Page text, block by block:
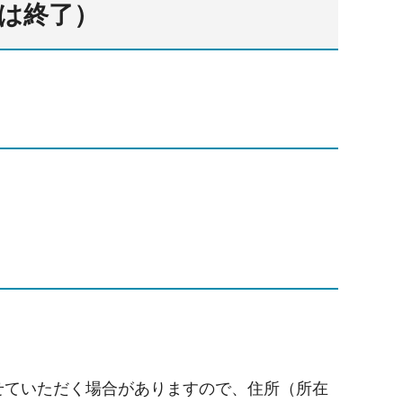
終了）
いただく場合がありますので、住所（所在